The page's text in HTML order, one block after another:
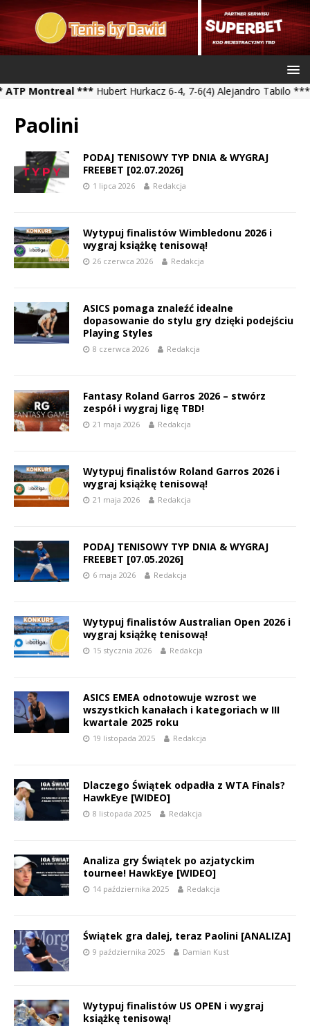
***Hubert Hurkacz 6-4, 7-6(4) Alejandro Tabilo ***
Paolini
PODAJ TENISOWY TYP DNIA & WYGRAJ
FREEBET [02.07.2026]
1 lipca 2026 Redakcja
Wytypuj finalistów Wimbledonu 2026 i
wygraj książkę tenisową!
26 czerwca 2026 Redakcja
ASICS pomaga znaleźć idealne
dopasowanie do stylu gry dzięki podejściu
Playing Styles
8 czerwca 2026 Redakcja
Fantasy Roland Garros 2026 – stwórz
zespół i wygraj ligę TBD!
21 maja 2026 Redakcja
Wytypuj finalistów Roland Garros 2026 i
wygraj książkę tenisową!
21 maja 2026 Redakcja
PODAJ TENISOWY TYP DNIA & WYGRAJ
FREEBET [07.05.2026]
6 maja 2026 Redakcja
Wytypuj finalistów Australian Open 2026 i
wygraj książkę tenisową!
15 stycznia 2026 Redakcja
ASICS EMEA odnotowuje wzrost we
wszystkich kanałach i kategoriach w III
kwartale 2025 roku
19 listopada 2025 Redakcja
Dlaczego Świątek odpadła z WTA Finals?
HawkEye [WIDEO]
8 listopada 2025 Redakcja
Analiza gry Świątek po azjatyckim
tournee! HawkEye [WIDEO]
14 października 2025 Redakcja
Świątek gra dalej, teraz Paolini [ANALIZA]
9 października 2025 Damian Kust
Wytypuj finalistów US OPEN i wygraj
książkę tenisową!